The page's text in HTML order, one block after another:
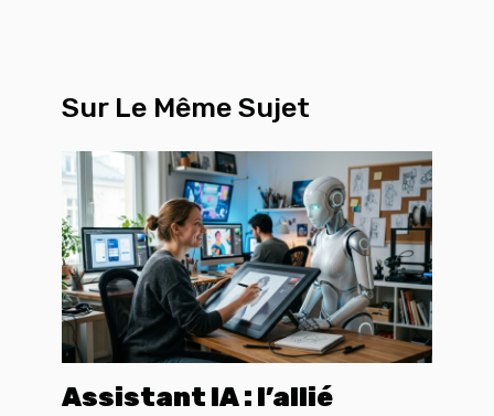
Sur Le Même Sujet
Assistant IA : l’allié